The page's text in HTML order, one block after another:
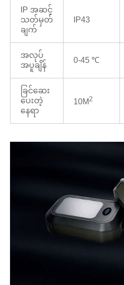
IP အဆင့်
သတ်မှတ်
ချက်
IP43
အလုပ်
အပူချိန်
0-45 ℃
ခြင်ဆေး
ပေးတဲ့
နေရာ
10M2